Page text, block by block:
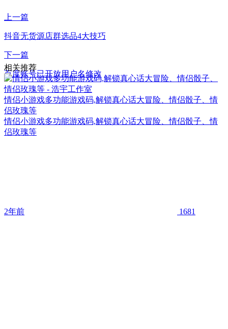
上一篇
抖音无货源店群选品4大技巧
下一篇
百度账号已开放用户名修改
相关推荐
情侣小游戏多功能游戏码,解锁真心话大冒险、情侣骰子、情
侣玫瑰等
情侣小游戏多功能游戏码,解锁真心话大冒险、情侣骰子、情
侣玫瑰等
2年前 1681